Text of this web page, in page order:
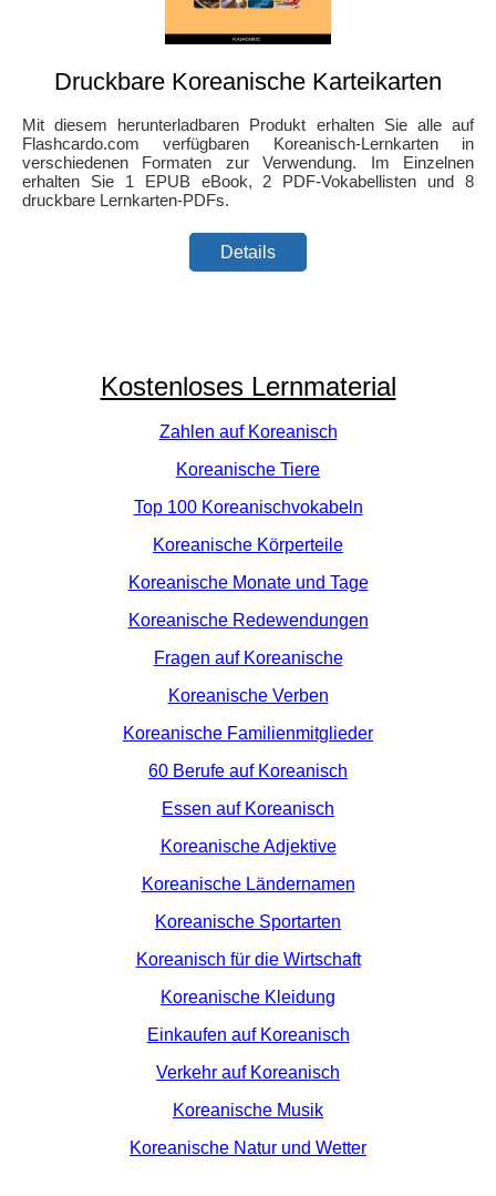
Druckbare Koreanische Karteikarten
Mit diesem herunterladbaren Produkt erhalten Sie alle auf
Flashcardo.com verfügbaren Koreanisch-Lernkarten in
verschiedenen Formaten zur Verwendung. Im Einzelnen
erhalten Sie 1 EPUB eBook, 2 PDF-Vokabellisten und 8
druckbare Lernkarten-PDFs.
Details
Kostenloses Lernmaterial
Zahlen auf Koreanisch
Koreanische Tiere
Top 100 Koreanischvokabeln
Koreanische Körperteile
Koreanische Monate und Tage
Koreanische Redewendungen
Fragen auf Koreanische
Koreanische Verben
Koreanische Familienmitglieder
60 Berufe auf Koreanisch
Essen auf Koreanisch
Koreanische Adjektive
Koreanische Ländernamen
Koreanische Sportarten
Koreanisch für die Wirtschaft
Koreanische Kleidung
Einkaufen auf Koreanisch
Verkehr auf Koreanisch
Koreanische Musik
Koreanische Natur und Wetter